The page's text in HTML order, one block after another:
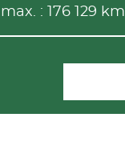
: 176 129 km